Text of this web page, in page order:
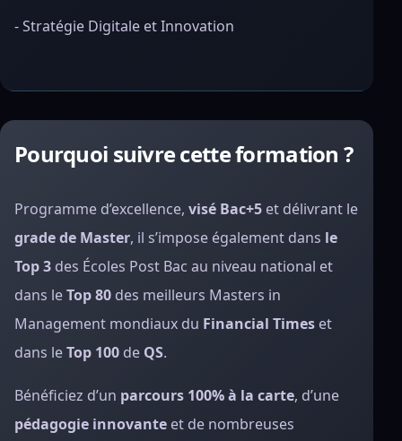
- Stratégie Digitale et Innovation
Pourquoi suivre cette formation ?
Programme d’excellence, visé Bac+5 et délivrant le
grade de Master, il s’impose également dans le
Top 3 des Écoles Post Bac au niveau national et
dans leTop 80 des meilleurs Masters in
Management mondiaux du Financial Times et
dans leTop 100 de QS.
Bénéficiez d’un parcours 100% à la carte, d’une
pédagogie innovante et de nombreuses